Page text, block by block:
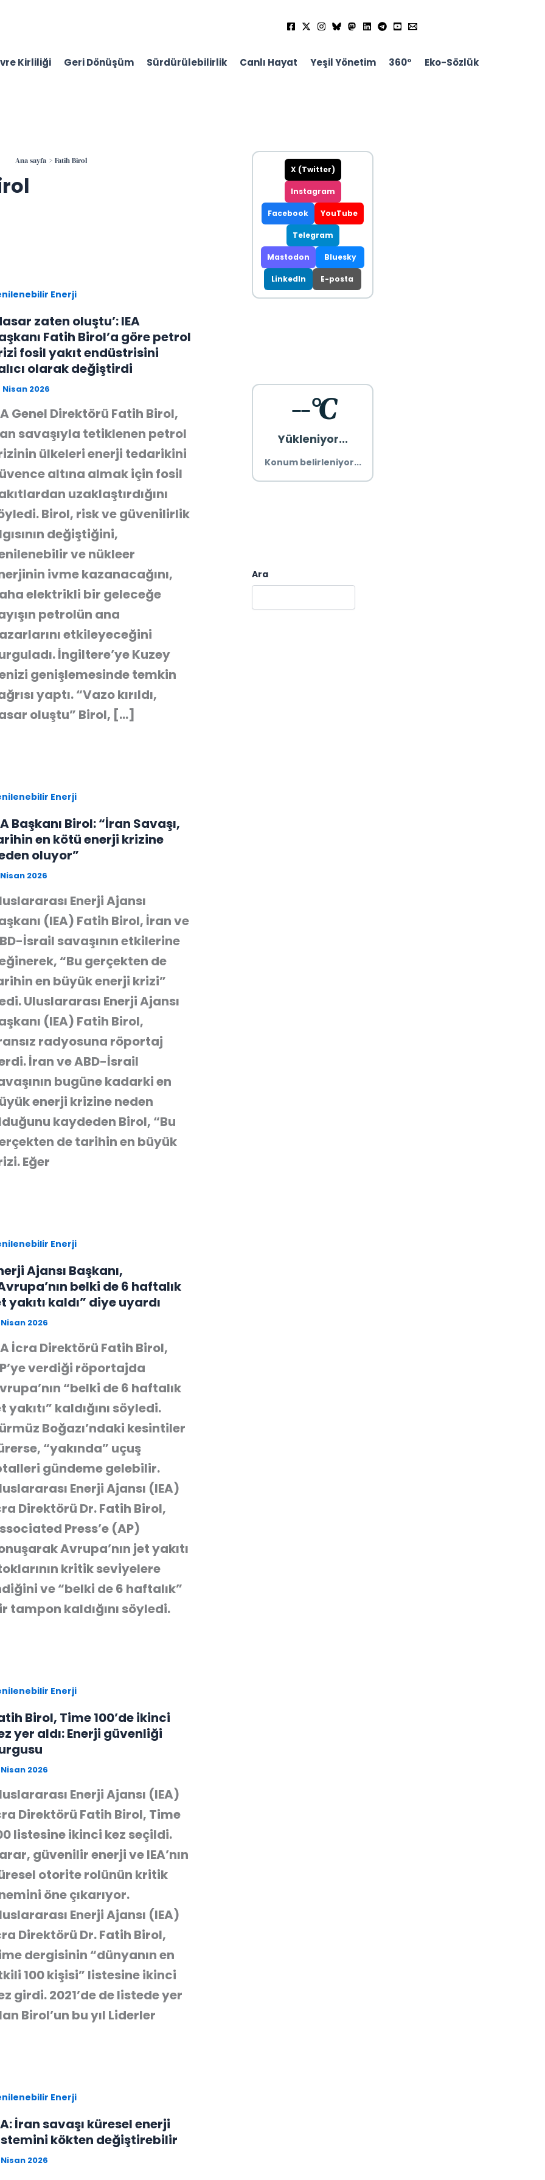
Kirliliği Geri Dönüşüm Sürdürülebilirlik Canlı Hayat Yeşil Yönetim 360° Eko-Sözlük
Ana sayfa Fatih Birol
Enerji
zaten oluştu’: IEA
Fatih Birol’a göre petrol
fosil yakıt endüstrisini
olarak değiştirdi
Nisan 2026
Genel Direktörü Fatih Birol,
savaşıyla tetiklenen petrol
ülkeleri enerji tedarikini
altına almak için fosil
uzaklaştırdığını
Birol, risk ve güvenilirlik
değiştiğini,
ve nükleer
ivme kazanacağını,
elektrikli bir geleceğe
petrolün ana
etkileyeceğini
İngiltere’ye Kuzey
genişlemesinde temkin
yaptı. “Vazo kırıldı,
oluştu” Birol, […]
Enerji
Başkanı Birol: “İran Savaşı,
en kötü enerji krizine
oluyor”
Nisan 2026
Enerji Ajansı
(IEA) Fatih Birol, İran ve
İsrail savaşının etkilerine
“Bu gerçekten de
en büyük enerji krizi”
Uluslararası Enerji Ajansı
(IEA) Fatih Birol,
radyosuna röportaj
İran ve ABD-İsrail
bugüne kadarki en
enerji krizine neden
kaydeden Birol, “Bu
de tarihin en büyük
Eğer
Enerji
Ajansı Başkanı,
belki de 6 haftalık
yakıtı kaldı” diye uyardı
Nisan 2026
İcra Direktörü Fatih Birol,
verdiği röportajda
“belki de 6 haftalık
yakıtı” kaldığını söyledi.
Boğazı’ndaki kesintiler
“yakında” uçuş
gündeme gelebilir.
Enerji Ajansı (IEA)
Direktörü Dr. Fatih Birol,
Press’e (AP)
Avrupa’nın jet yakıtı
kritik seviyelere
ve “belki de 6 haftalık”
tampon kaldığını söyledi.
Enerji
Birol, Time 100’de ikinci
yer aldı: Enerji güvenliği
Nisan 2026
Enerji Ajansı (IEA)
Direktörü Fatih Birol, Time
listesine ikinci kez seçildi.
güvenilir enerji ve IEA’nın
otorite rolünün kritik
öne çıkarıyor.
Enerji Ajansı (IEA)
Direktörü Dr. Fatih Birol,
dergisinin “dünyanın en
100 kişisi” listesine ikinci
girdi. 2021’de de listede yer
Birol’un bu yıl Liderler
Enerji
İran savaşı küresel enerji
kökten değiştirebilir
Nisan 2026
X (Twitter)
Instagram
Facebook YouTube
Telegram
Mastodon Bluesky
LinkedIn E-posta
--°C
Yükleniyor...
Konum belirleniyor...
Ara